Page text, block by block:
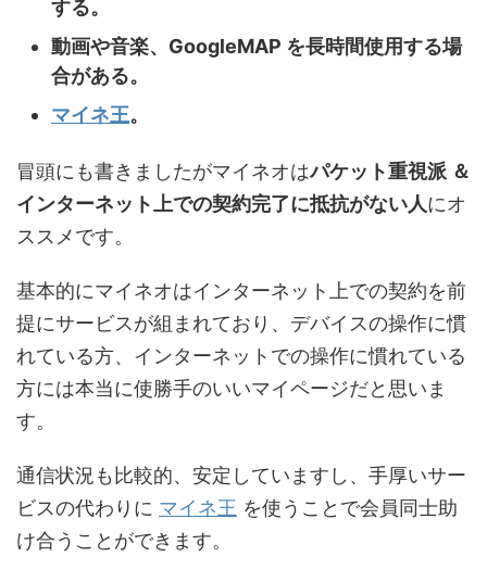
する。
動画や音楽、GoogleMAP を長時間使用する場
合がある。
マイネ王。
冒頭にも書きましたがマイネオはパケット重視派 ＆
インターネット上での契約完了に抵抗がない人にオ
ススメです。
基本的にマイネオはインターネット上での契約を前
提にサービスが組まれており、デバイスの操作に慣
れている方、インターネットでの操作に慣れている
方には本当に使勝手のいいマイページだと思いま
す。
通信状況も比較的、安定していますし、手厚いサー
ビスの代わりに マイネ王 を使うことで会員同士助
け合うことができます。